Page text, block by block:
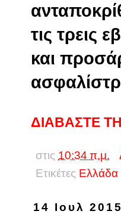
τις τρεις
και
ΔΙΑΒΑΣΤΕ
στις 10:34 π.μ.
Ετικέτες Eλλάδα
14 Ιουλ 2015